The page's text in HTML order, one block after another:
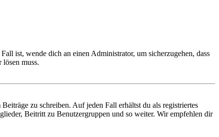
ist, wende dich an einen Administrator, um sicherzugehen, dass
muss.
zu schreiben. Auf jeden Fall erhältst du als registriertes
Beitritt zu Benutzergruppen und so weiter. Wir empfehlen dir